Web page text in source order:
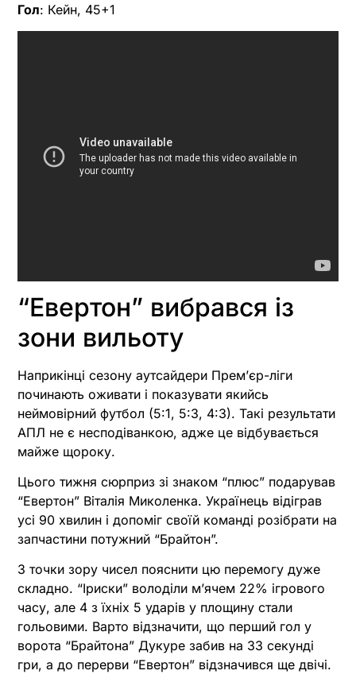
Гол: Кейн, 45+1
“Евертон” вибрався із
зони вильоту
Наприкінці сезону аутсайдери Прем’єр-ліги
починають оживати і показувати якийсь
неймовірний футбол (5:1, 5:3, 4:3). Такі результати
АПЛ не є несподіванкою, адже це відбувається
майже щороку.
Цього тижня сюрприз зі знаком “плюс” подарував
“Евертон” Віталія Миколенка. Українець відіграв
усі 90 хвилин і допоміг своїй команді розібрати на
запчастини потужний “Брайтон”.
З точки зору чисел пояснити цю перемогу дуже
складно. “Іриски” володіли м’ячем 22% ігрового
часу, але 4 з їхніх 5 ударів у площину стали
гольовими. Варто відзначити, що перший гол у
ворота “Брайтона” Дукуре забив на 33 секунді
гри, а до перерви “Евертон” відзначився ще двічі.